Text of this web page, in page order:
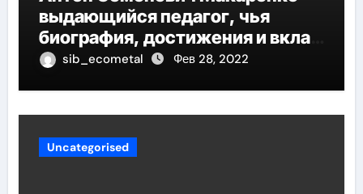
выдающийся педагог, чья
биография, достижения и вклад
в педагогику оказывают
sib_ecometal Фев 28, 2022
Uncategorised